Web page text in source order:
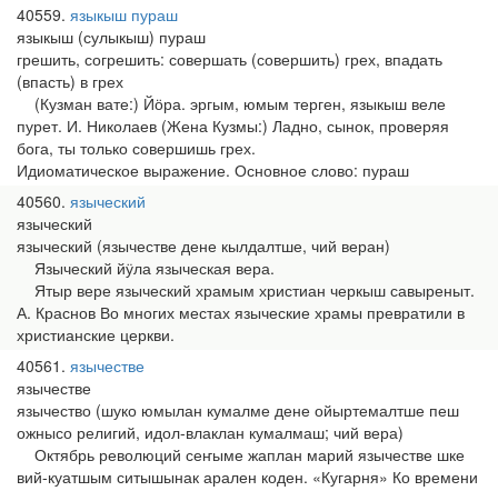
40559 языкыш пураш
языкыш (сулыкыш) пураш
грешить, согрешить: совершать (совершить) грех, впадать
(впасть) в грех
(Кузман вате:) Йӧра. эргым, юмым терген, языкыш веле
пурет. И. Николаев (Жена Кузмы:) Ладно, сынок, проверяя
бога, ты только совершишь грех.
Идиоматическое выражение. Основное слово: пураш
40560 языческий
языческий
языческий (язычестве дене кылдалтше, чий веран)
Языческий йӱла языческая вера.
Ятыр вере языческий храмым христиан черкыш савыреныт.
А. Краснов Во многих местах языческие храмы превратили в
христианские церкви.
40561 язычестве
язычестве
язычество (шуко юмылан кумалме дене ойыртемалтше пеш
ожнысо религий, идол-влаклан кумалмаш; чий вера)
Октябрь революций сеҥыме жаплан марий язычестве шке
вий-куатшым ситышынак арален коден. «Кугарня» Ко времени